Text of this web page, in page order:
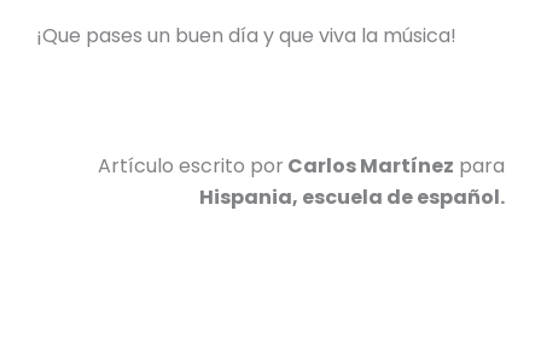
¡Que pases un buen día y que viva la música!
Artículo escrito por Carlos Martínez para
Hispania, escuela de español.